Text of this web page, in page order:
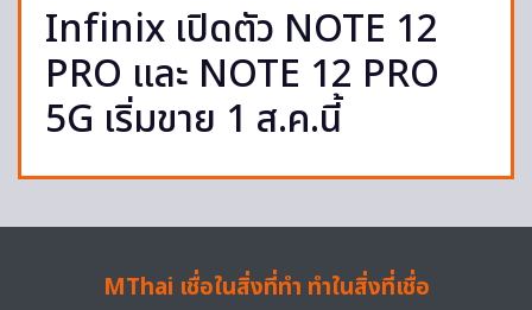
Infinix เปิดตัว NOTE 12
PRO และ NOTE 12 PRO
5G เริ่มขาย 1 ส.ค.นี้
MThai เชื่อในสิ่งที่ทำ ทำในสิ่งที่เชื่อ